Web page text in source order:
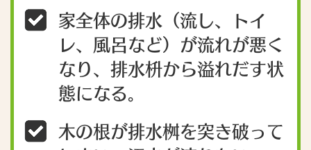
家全体の排水（流し、トイ
レ、風呂など）が流れが悪く
なり、排水枡から溢れだす状
態になる。
木の根が排水桝を突き破って